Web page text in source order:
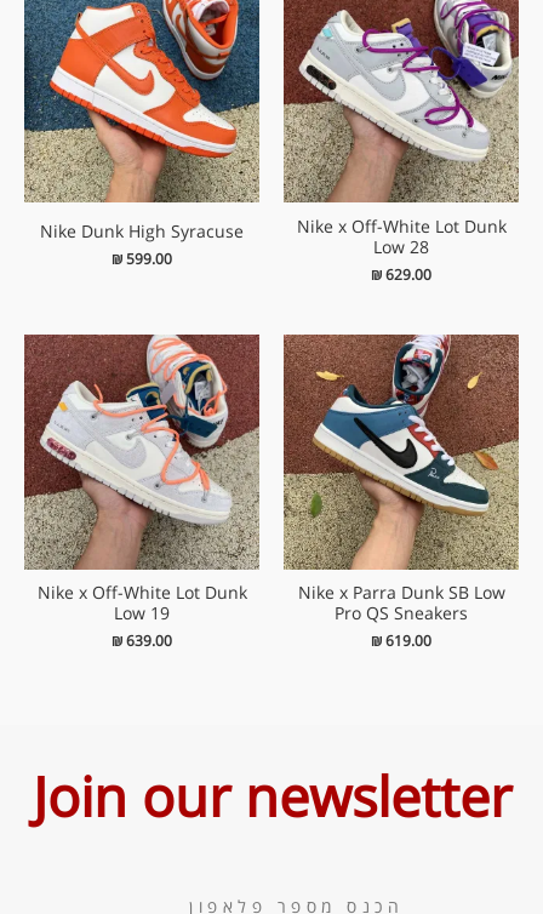
Nike x Off-White Lot Dunk
Low 28
₪629.00
Nike Dunk High Syracuse
₪599.00
Nike x Parra Dunk SB Low
Pro QS Sneakers
₪619.00
Nike x Off-White Lot Dunk
Low 19
₪639.00
Join our newsletter